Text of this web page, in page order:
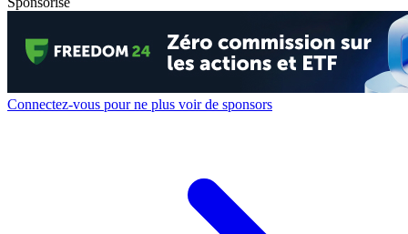
Connectez-vous pour ne plus voir de sponsors